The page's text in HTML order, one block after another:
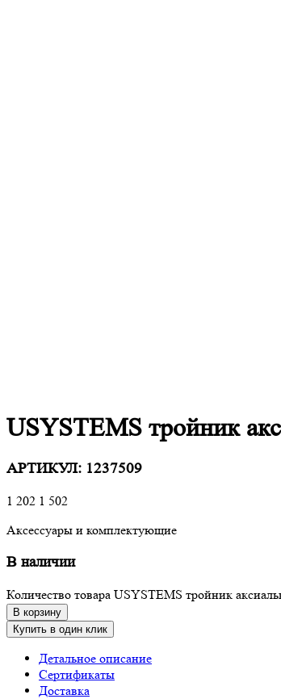
USYSTEMS тройник
АРТИКУЛ: 1237509
1 202 1 502
Аксессуары и комплектующие
В наличии
Количество товара USYSTEMS тройник
В корзину
Купить в один клик
Детальное описание
Сертификаты
Доставка